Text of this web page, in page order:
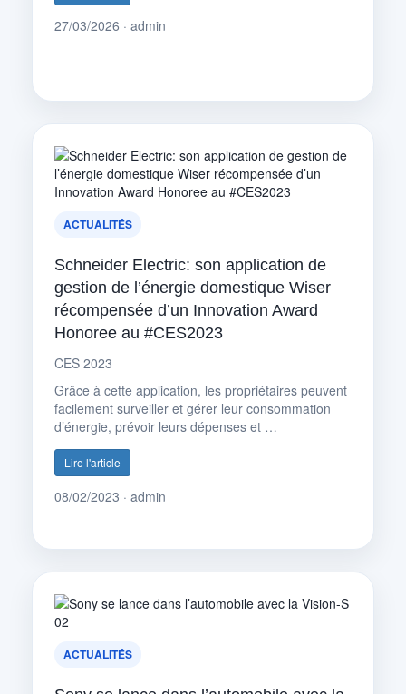
27/03/2026 · admin
ACTUALITÉS
Schneider Electric: son application de
gestion de l’énergie domestique Wiser
récompensée d’un Innovation Award
Honoree au #CES2023
CES 2023
Grâce à cette application, les propriétaires peuvent
facilement surveiller et gérer leur consommation
d’énergie, prévoir leurs dépenses et …
Lire l'article
08/02/2023 · admin
ACTUALITÉS